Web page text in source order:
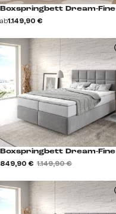
Boxspringbett Dream-Fine
ab1.149,90 €
Boxspringbett Dream-Fine
849,90 € 1.149,90 €